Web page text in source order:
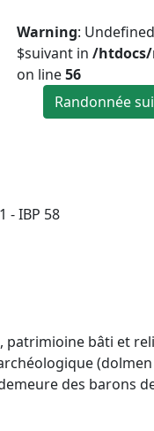
Warning:
$suivant in /
on line56
Randonnée
- IBP 58
patrimioine bâti et
des barons